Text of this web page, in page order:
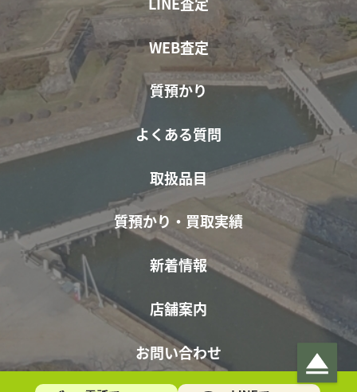
WEB査定
質預かり
よくある質問
取扱品目
質預かり・買取実績
新着情報
店舗案内
お問い合わせ